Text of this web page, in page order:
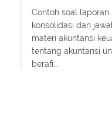
Contoh soal laporan
konsolidasi dan
materi akuntansi
tentang akuntansi
berafi...